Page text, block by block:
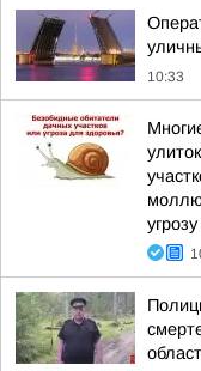
10:33